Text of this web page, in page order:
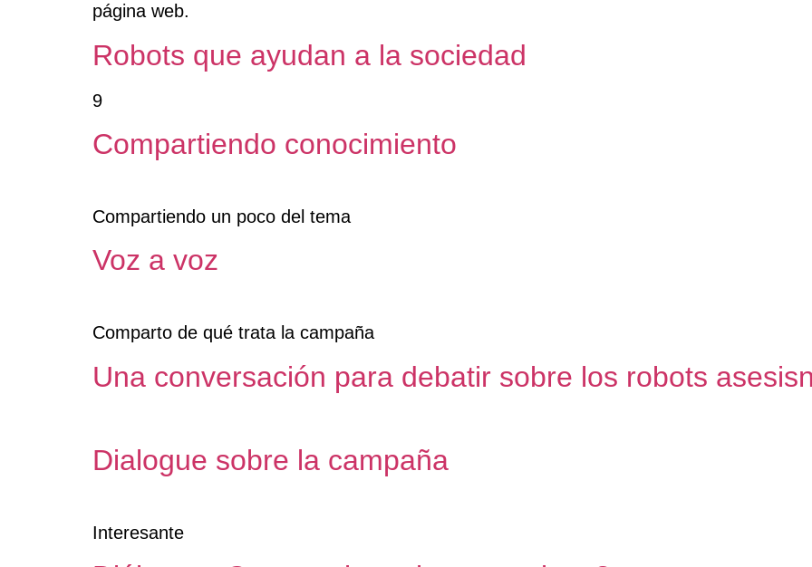
página web.
Robots que ayudan a la sociedad
9
Compartiendo conocimiento
Compartiendo un poco del tema
Voz a voz
Comparto de qué trata la campaña
Una conversación para debatir sobre los robots
Dialogue sobre la campaña
Interesante